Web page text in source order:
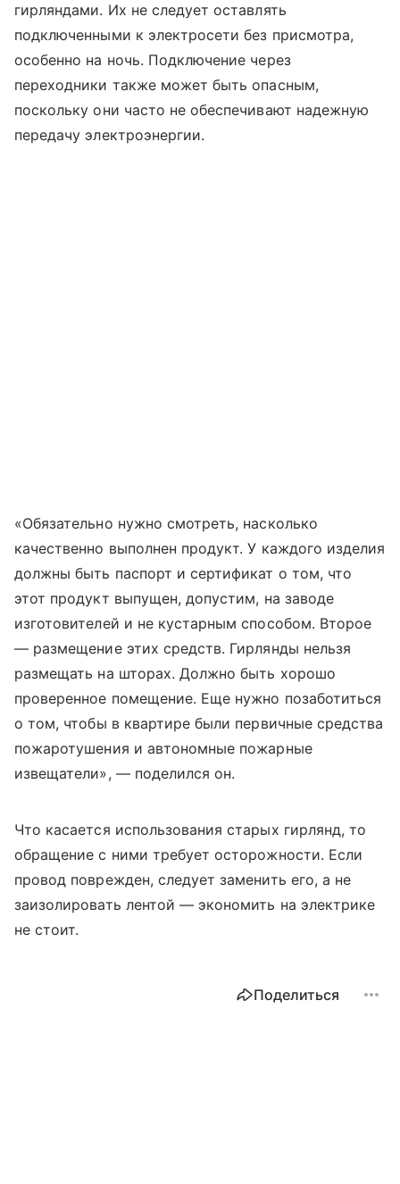
гирляндами. Их не следует оставлять
подключенными к электросети без присмотра,
особенно на ночь. Подключение через
переходники также может быть опасным,
поскольку они часто не обеспечивают надежную
передачу электроэнергии.
«Обязательно нужно смотреть, насколько
качественно выполнен продукт. У каждого изделия
должны быть паспорт и сертификат о том, что
этот продукт выпущен, допустим, на заводе
изготовителей и не кустарным способом. Второе
— размещение этих средств. Гирлянды нельзя
размещать на шторах. Должно быть хорошо
проверенное помещение. Еще нужно позаботиться
о том, чтобы в квартире были первичные средства
пожаротушения и автономные пожарные
извещатели», — поделился он.
Что касается использования старых гирлянд, то
обращение с ними требует осторожности. Если
провод поврежден, следует заменить его, а не
заизолировать лентой — экономить на электрике
не стоит.
Поделиться